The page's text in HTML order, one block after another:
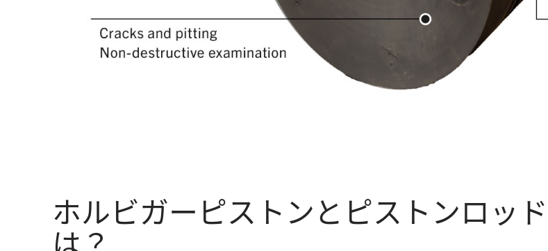
ホルビガーピストンとピストンロッ